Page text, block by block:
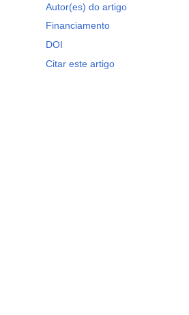
Autor(es) do artigo
Financiamento
DOI
Citar este artigo